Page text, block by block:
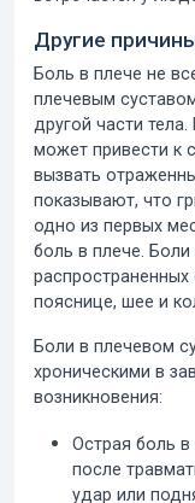
Другие
Боль в плече не
плечевым
другой части
может привести к
вызвать
показывают, что
одно из первых
боль в плече.
распространенных
пояснице, шее и
Боли в плечевом
хроническими в
возникновения:
Острая боль в
после
удар или